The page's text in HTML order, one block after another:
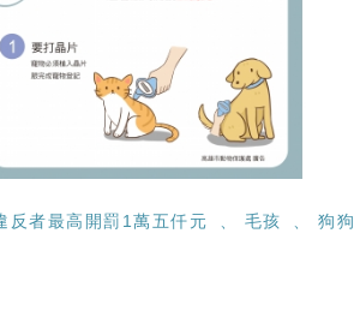
反者最高開罰1萬五仟元 毛孩 狗狗